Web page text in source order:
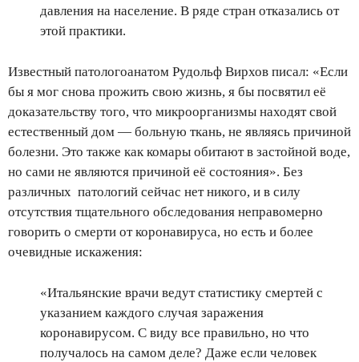
давления на население. В ряде стран отказались от
этой практики.
Известный патологоанатом Рудольф Вирхов писал: «Если
бы я мог снова прожить свою жизнь, я бы посвятил её
доказательству того, что микроорганизмы находят свой
естественный дом — больную ткань, не являясь причиной
болезни. Это также как комары обитают в застойной воде,
но сами не являются причиной её состояния». Без
различных патологий сейчас нет никого, и в силу
отсутствия тщательного обследования неправомерно
говорить о смерти от коронавируса, но есть и более
очевидные искажения:
«Итальянские врачи ведут статистику смертей с
указанием каждого случая заражения
коронавирусом. С виду все правильно, но что
получалось на самом деле? Даже если человек